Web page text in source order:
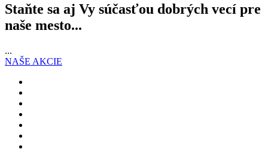
Staňte sa aj Vy súčasťou dobrých vecí pre
naše mesto...
...
NAŠE AKCIE